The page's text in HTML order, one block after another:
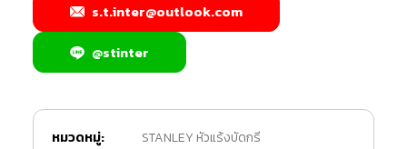
s.t.inter@outlook.com
@stinter
หมวดหมู่: STANLEY หัวแร้งบัดกรี